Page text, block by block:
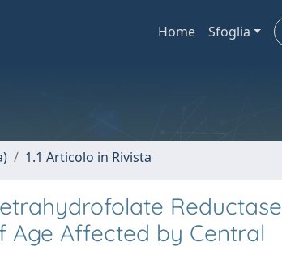
Home Sfoglia
1.1 Articolo in Rivista
Reductase
Age Affected by Central